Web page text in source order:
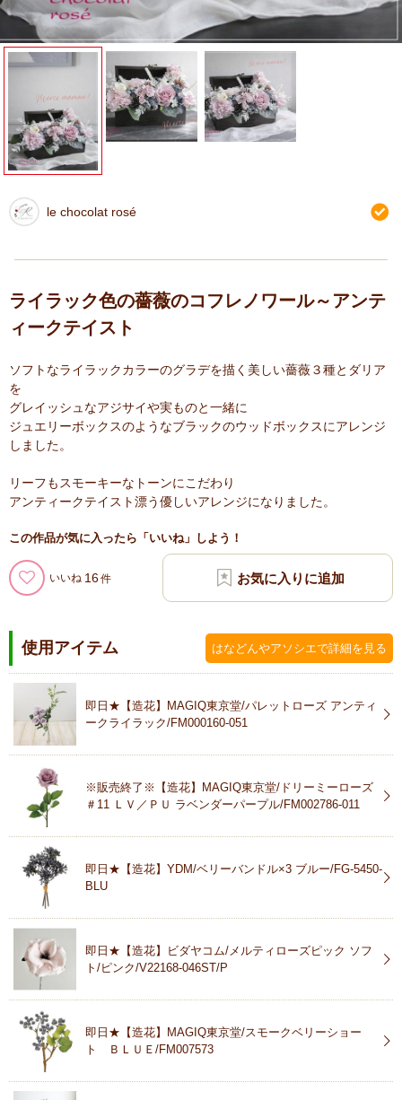
le chocolat rosé
ライラック色の薔薇のコフレノワール～アンテ
ィークテイスト
ソフトなライラックカラーのグラデを描く美しい薔薇３種とダリア
を
グレイッシュなアジサイや実ものと一緒に
ジュエリーボックスのようなブラックのウッドボックスにアレンジ
しました。
リーフもスモーキーなトーンにこだわり
アンティークテイスト漂う優しいアレンジになりました。
この作品が気に入ったら「いいね」しよう！
いいね 16
使用アイテム はなどんやアソシエで詳細を見る
即日★【造花】MAGIQ東京堂/パレットローズ アンティ
ークライラック/FM000160-051
※販売終了※【造花】MAGIQ東京堂/ドリーミーローズ
＃11 ＬＶ／ＰＵ ラベンダーパープル/FM002786-011
即日★【造花】YDM/ベリーバンドル×3 ブルー/FG-5450-
BLU
即日★【造花】ビダヤコム/メルティローズピック ソフ
ト/ピンク/V22168-046ST/P
即日★【造花】MAGIQ東京堂/スモークベリーショー
ト ＢＬＵＥ/FM007573